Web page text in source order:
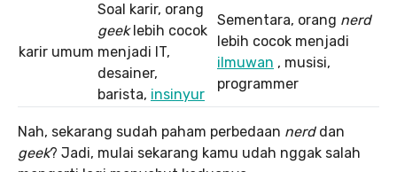
karir umum
Soal karir, orang
geeklebih cocok
menjadi IT,
desainer,
barista, insinyur
Sementara, orang nerd
lebih cocok menjadi
ilmuwan , musisi,
programmer
Nah, sekarang sudah paham perbedaan nerddan
geek? Jadi, mulai sekarang kamu udah nggak salah